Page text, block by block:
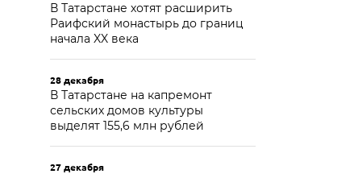
В Татарстане хотят расширить
Раифский монастырь до границ
начала XX века
28 декабря
В Татарстане на капремонт
сельских домов культуры
выделят 155,6 млн рублей
27 декабря